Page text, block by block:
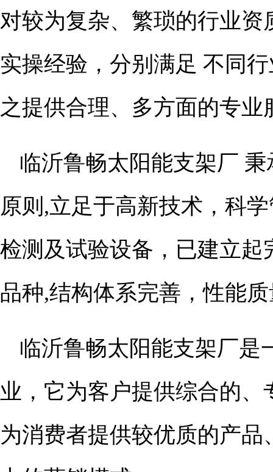
对较为复杂、繁琐的行业
实操经验，分别满足 不同
之提供合理、多方面的专业
临沂鲁畅太阳能支架厂
原则,立足于高新技术，科
检测及试验设备，已建立
品种,结构体系完善，性能
临沂鲁畅太阳能支架厂是
业，它为客户提供综合的
为消费者提供较优质的产